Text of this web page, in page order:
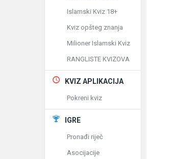
Islamski Kviz 18+
Kviz opšteg znanja
Milioner Islamski Kviz
RANGLISTE KVIZOVA
KVIZ APLIKACIJA
Pokreni kviz
IGRE
Pronađi riječ
Asocijacije